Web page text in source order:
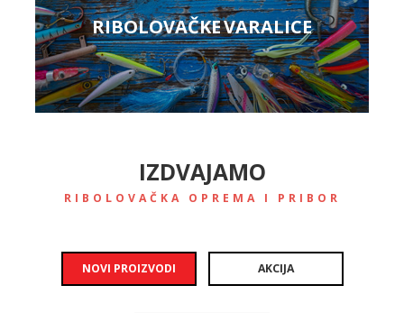
RIBOLOVAČKE VARALICE
IZDVAJAMO
RIBOLOVAČKA OPREMA I PRIBOR
NOVI PROIZVODI AKCIJA